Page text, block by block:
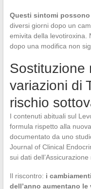
Questi sintomi
diversi giorni dopo un
emivita della levotiroxina.
dopo una modifica non
Sostituzione
variazioni di
rischio
I contenuti abituali sul
formula rispetto alla
documentato da uno
Journal of Clinical
sui dati
Il riscontro: i
dell’anno aumentano